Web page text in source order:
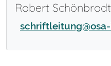
Robert Schönbrodt